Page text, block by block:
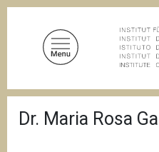
D
f
a
Dr. Maria Rosa